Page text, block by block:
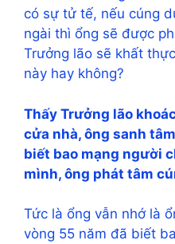
có sự tử tế, nếu cúng
ngài thì ổng sẽ được
Trưởng lão sẽ khất
này hay không?
Thấy Trưởng lão
cửa nhà, ông sanh
biết bao mạng người
mình, ông phát tâm
Tức là ổng vẫn nhớ là
vòng 55 năm đã biết